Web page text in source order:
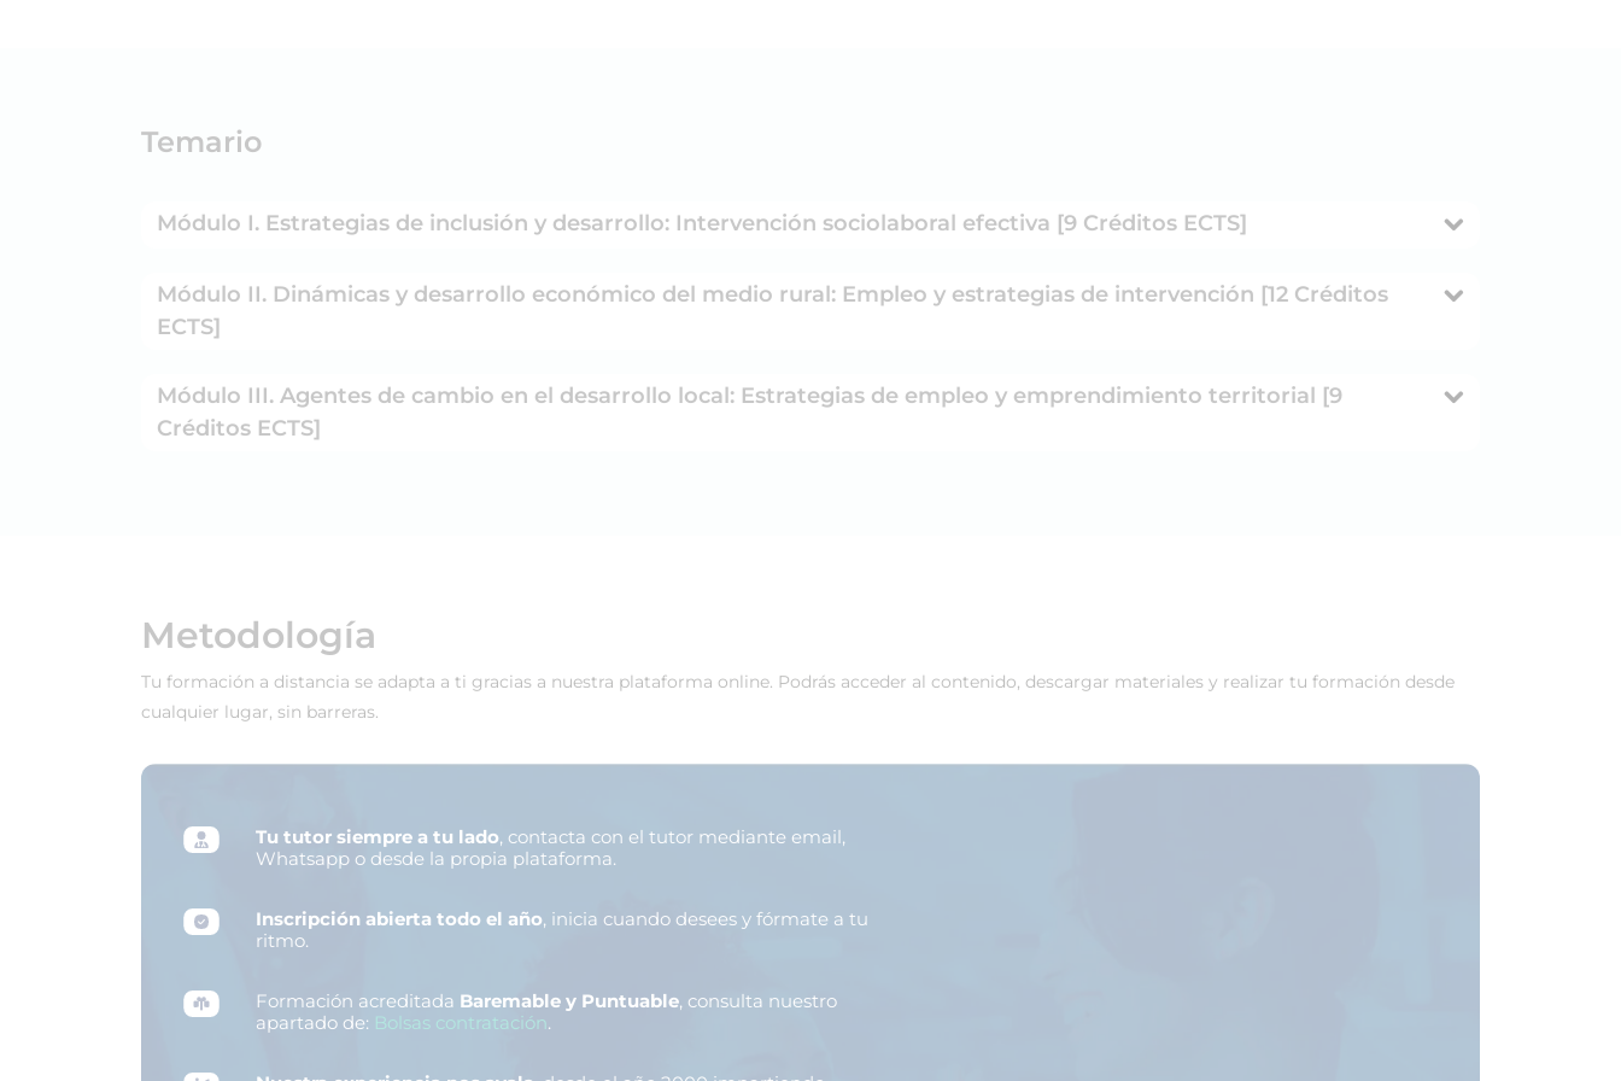
Temario
Módulo I. Estrategias de inclusión y desarrollo: Intervención sociolaboral efectiva [9 Créditos ECTS]
Módulo II. Dinámicas y desarrollo económico del medio rural: Empleo y estrategias de intervención [12 Créditos
ECTS]
Módulo III. Agentes de cambio en el desarrollo local: Estrategias de empleo y emprendimiento territorial [9
Créditos ECTS]
Metodología
Tu formación a distancia se adapta a ti gracias a nuestra plataforma online. Podrás acceder al contenido, descargar materiales y realizar tu formación desde
cualquier lugar, sin barreras.
Tu tutor siempre a tu lado, contacta con el tutor mediante email,
Whatsapp o desde la propia plataforma.
Inscripción abierta todo el año, inicia cuando desees y fórmate a tu
ritmo.
Formación acreditada Baremable y Puntuable, consulta nuestro
apartado de: Bolsas contratación.